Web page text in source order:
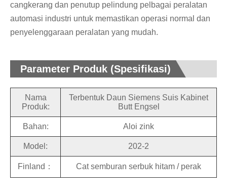
cangkerang dan penutup pelindung pelbagai peralatan
automasi industri untuk memastikan operasi normal dan
penyelenggaraan peralatan yang mudah.
Parameter Produk (Spesifikasi)
Nama
Produk:
Terbentuk Daun Siemens Suis Kabinet
Butt Engsel
Bahan: Aloi zink
Model: 202-2
Finland： Cat semburan serbuk hitam / perak